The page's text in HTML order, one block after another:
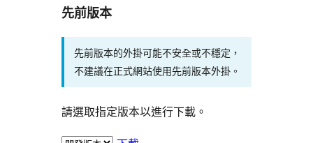
先前版本
先前版本的外掛可能不安全或不穩定，
不建議在正式網站使用先前版本外掛。
請選取指定版本以進行下載。